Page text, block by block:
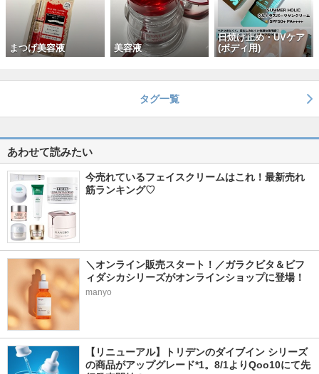
まつげ美容液 美容液
日焼け止め・UVケア
(ボディ用)
タグ一覧
あわせて読みたい
今売れているフェイスクリームはこれ！最新売れ
筋ランキング♡
＼オンライン販売スタート！／ガラクビタ＆ビフ
ィダシカシリーズがオンラインショップに登場！
manyo
【リニューアル】トリデンのダイブイン シリーズ
の商品がアップグレード*1。8/1よりQoo10にて先